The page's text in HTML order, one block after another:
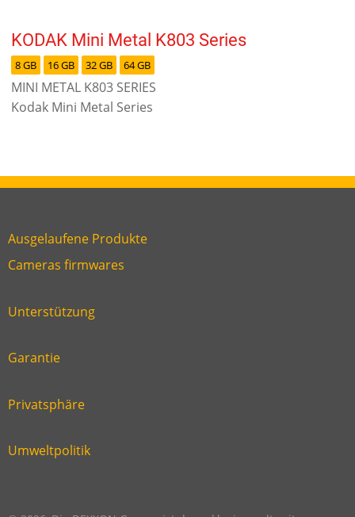
KODAK Mini Metal K803 Series
8 GB 16 GB 32 GB 64 GB
MINI METAL K803 SERIES
Kodak Mini Metal Series
Link
footer
Ausgelaufene Produkte
Link
six
Cameras firmwares
Link
second
Unterstützung
Link
third
Garantie
Link
fourth
Privatsphäre
Link
Umweltpolitik